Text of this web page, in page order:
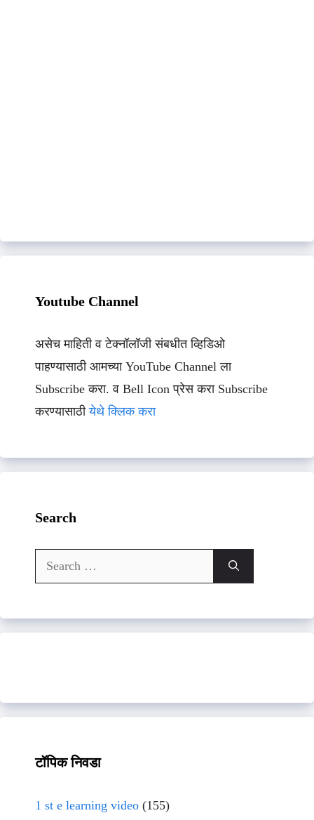
Youtube Channel
असेच माहिती व टेक्नॉलॉजी संबधीत व्हिडिओ
पाहण्यासाठी आमच्या YouTube Channel ला
Subscribe करा. व Bell Icon प्रेस करा Subscribe
करण्यासाठीयेथे क्लिक करा
Search
Search
for:
टॉपिक निवडा
1 st e learning video (155)